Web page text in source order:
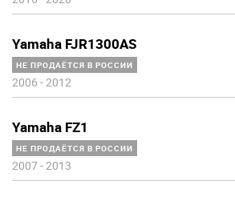
Yamaha FJR1300AS
НЕ ПРОДАЁТСЯ В РОССИИ
2006 -2012
Yamaha FZ1
НЕ ПРОДАЁТСЯ В РОССИИ
2007 -2013